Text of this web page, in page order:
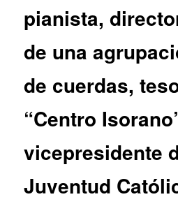
pianista,
de una
de cuerdas,
“Centro
vicepresidente
Juventud